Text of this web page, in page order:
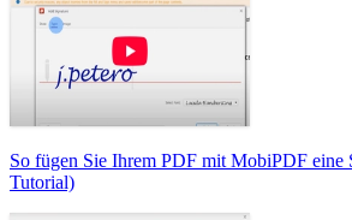
So fügen Sie Ihrem PDF mit MobiPDF eine
Tutorial)